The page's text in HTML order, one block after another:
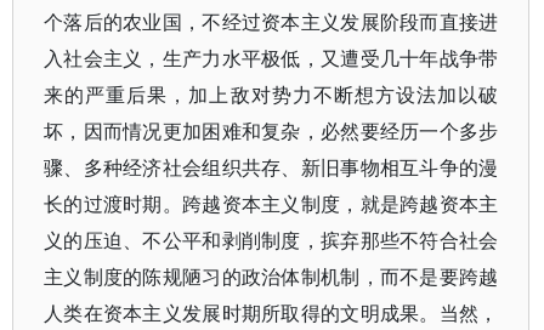
个落后的农业国，不经过资本主义发展阶段而直接进
入社会主义，生产力水平极低，又遭受几十年战争带
来的严重后果，加上敌对势力不断想方设法加以破
坏，因而情况更加困难和复杂，必然要经历一个多步
骤、多种经济社会组织共存、新旧事物相互斗争的漫
长的过渡时期。跨越资本主义制度，就是跨越资本主
义的压迫、不公平和剥削制度，摈弃那些不符合社会
主义制度的陈规陋习的政治体制机制，而不是要跨越
人类在资本主义发展时期所取得的文明成果。当然，